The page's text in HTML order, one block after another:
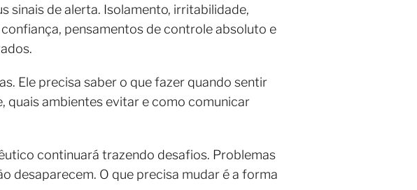
sinais de alerta. Isolamento, irritabilidade,
pensamentos de controle absoluto e
Ele precisa saber o que fazer quando sentir
quais ambientes evitar e como comunicar
continuará trazendo desafios. Problemas
desaparecem. O que precisa mudar é a forma